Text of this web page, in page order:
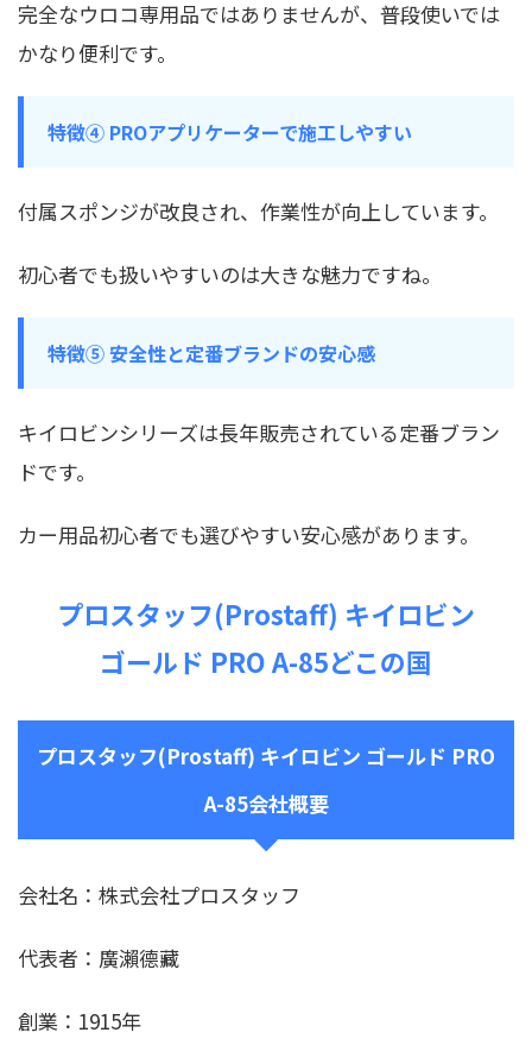
完全なウロコ専用品ではありませんが、普段使いでは
かなり便利です。
特徴④ PROアプリケーターで施工しやすい
付属スポンジが改良され、作業性が向上しています。
初心者でも扱いやすいのは大きな魅力ですね。
特徴⑤ 安全性と定番ブランドの安心感
キイロビンシリーズは長年販売されている定番ブラン
ドです。
カー用品初心者でも選びやすい安心感があります。
プロスタッフ(Prostaff) キイロビン
ゴールド PRO A-85どこの国
プロスタッフ(Prostaff) キイロビン ゴールド PRO
A-85会社概要
会社名：株式会社プロスタッフ
代表者：廣瀨德藏
創業：1915年